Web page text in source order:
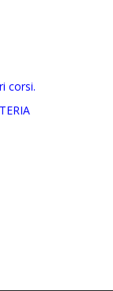
corsi.